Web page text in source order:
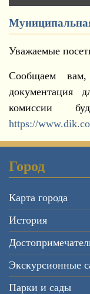
Уважаемые
Сообщаем
документация
комиссии
https://
Город
Карта города
История
Экскурсионные
Парки и сады